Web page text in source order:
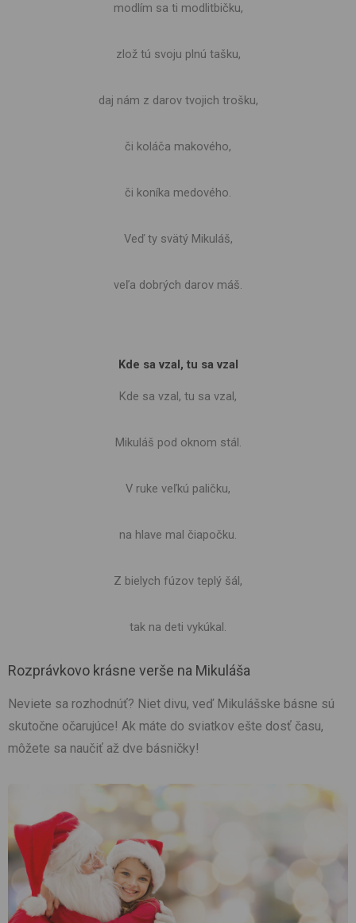
modlím sa ti modlitbičku,
zlož tú svoju plnú tašku,
daj nám z darov tvojich trošku,
či koláča makového,
či koníka medového.
Veď ty svätý Mikuláš,
veľa dobrých darov máš.
Kde sa vzal, tu sa vzal
Kde sa vzal, tu sa vzal,
Mikuláš pod oknom stál.
V ruke veľkú paličku,
na hlave mal čiapočku.
Z bielych fúzov teplý šál,
tak na deti vykúkal.
Rozprávkovo krásne verše na Mikuláša
Neviete sa rozhodnúť? Niet divu, veď Mikulášske básne sú
skutočne očarujúce! Ak máte do sviatkov ešte dosť času,
môžete sa naučiť až dve básničky!